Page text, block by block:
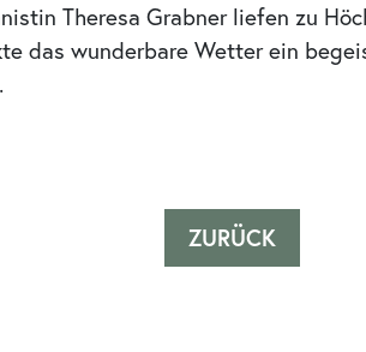
Theresa Grabner liefen zu
das wunderbare Wetter ein
ZURÜCK